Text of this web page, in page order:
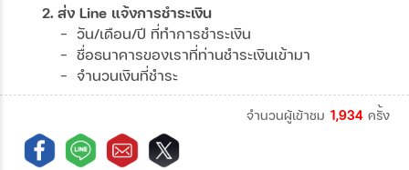
2. ส่ง Line แจ้งการชำระเงิน
- วัน/เดือน/ปี ที่ทำการชำระเงิน
- ชื่อธนาคารของเราที่ท่านชำระเงินเข้ามา
- จำนวนเงินที่ชำระ
จำนวนผู้เข้าชม 1,934 ครั้ง